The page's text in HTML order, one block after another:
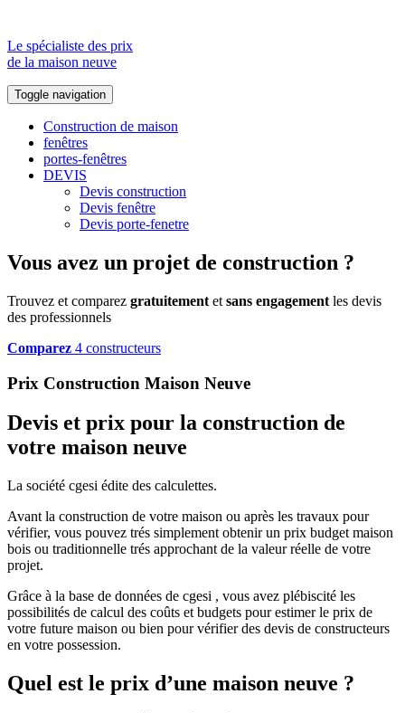
Le spécialiste des prix
de la maison neuve
Toggle navigation
Construction de maison
fenêtres
portes-fenêtres
DEVIS
Devis construction
Devis fenêtre
Devis porte-fenetre
Vous avez un projet de construction ?
Trouvez et comparez gratuitement et sans engagement les devis
des professionnels
Comparez 4 constructeurs
Prix Construction Maison Neuve
Devis et prix pour la construction de
votre maison neuve
La société cgesi édite des calculettes.
Avant la construction de votre maison ou après les travaux pour
vérifier, vous pouvez trés simplement obtenir un prix budget maison
bois ou traditionnelle trés approchant de la valeur réelle de votre
projet.
Grâce à la base de données de cgesi , vous avez plébiscité les
possibilités de calcul des coûts et budgets pour estimer le prix de
votre future maison ou bien pour vérifier des devis de constructeurs
en votre possession.
Quel est le prix d’une maison neuve ?